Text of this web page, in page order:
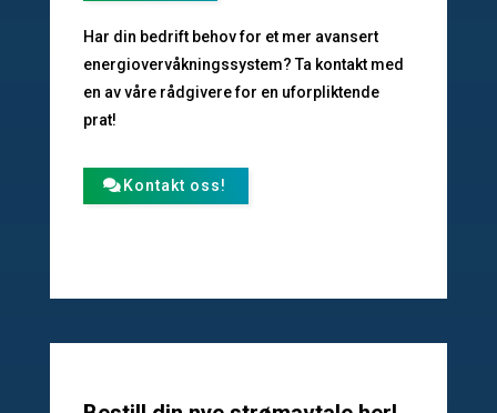
Har din bedrift behov for et mer avansert
energiovervåkningssystem? Ta kontakt med
en av våre rådgivere for en uforpliktende
prat!
Kontakt oss!